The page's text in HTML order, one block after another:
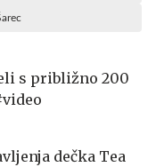
s približno 200
dečka Tea